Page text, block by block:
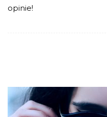
opinie!